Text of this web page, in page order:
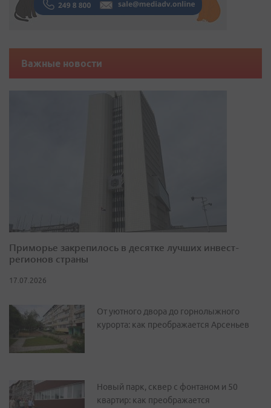
Важные новости
Приморье закрепилось в десятке лучших инвест-
регионов страны
17.07.2026
От уютного двора до горнолыжного
курорта: как преображается Арсеньев
Новый парк, сквер с фонтаном и 50
квартир: как преображается